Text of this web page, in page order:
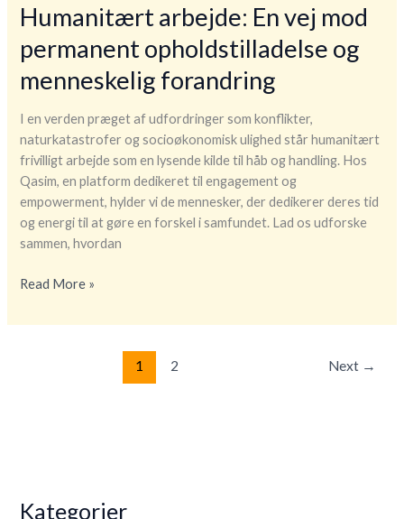
Humanitært arbejde: En vej mod
permanent opholdstilladelse og
menneskelig forandring
I en verden præget af udfordringer som konflikter,
naturkatastrofer og socioøkonomisk ulighed står humanitært
frivilligt arbejde som en lysende kilde til håb og handling. Hos
Qasim, en platform dedikeret til engagement og
empowerment, hylder vi de mennesker, der dedikerer deres tid
og energi til at gøre en forskel i samfundet. Lad os udforske
sammen, hvordan
Humanitært
En
Read More »
1 2 Next →
Kategorier